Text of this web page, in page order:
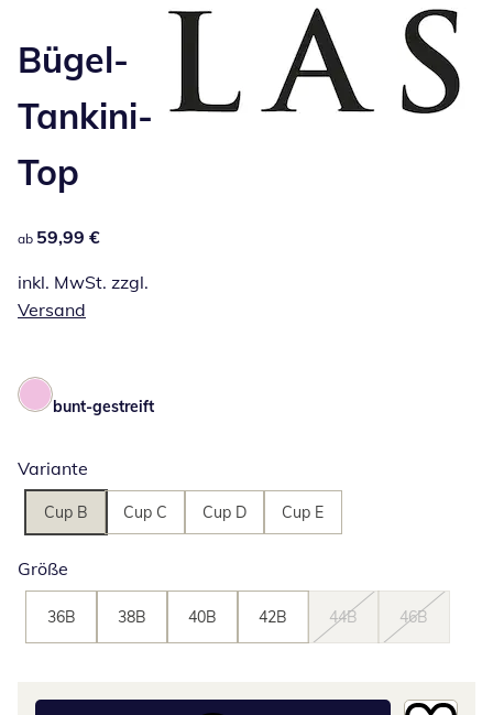
Bügel-
Tankini-
Top
59,99 €
ab 59,99 €
inkl. MwSt. zzgl.
Versand
bunt-gestreift
Variante
Cup B Cup C Cup D Cup E
Größe
36B 38B 40B 42B 44B 46B